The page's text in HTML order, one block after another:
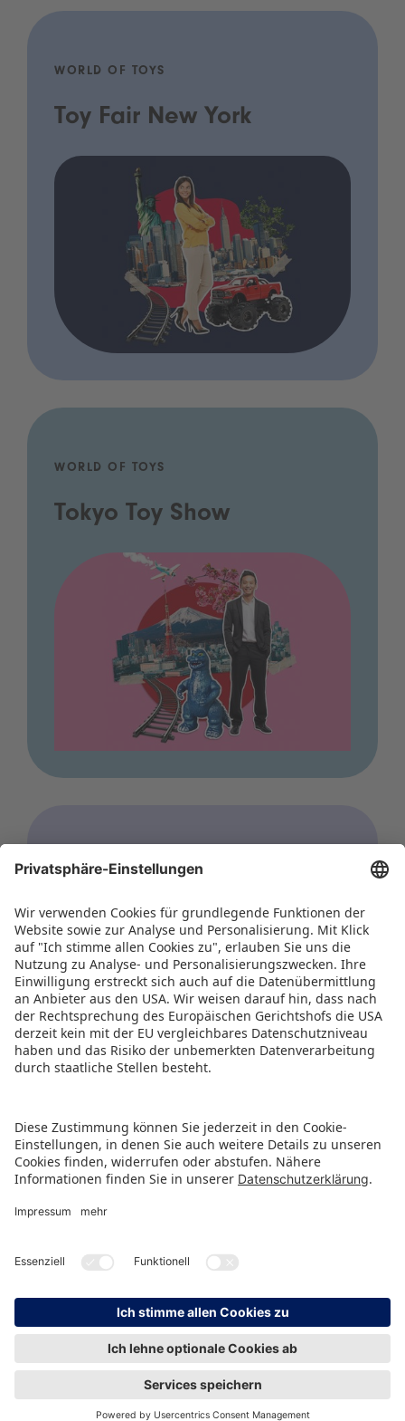
WORLD OF TOYS
Toy Fair New York
WORLD OF TOYS
Tokyo Toy Show
WORLD OF TOYS
Hong Kong Toys & Games
Fair
© Spielwarenmesse eG, Herderstraße 7, 90427 Nürnberg
HINWEISGEBERSCHUTZ IMPRESSUM
DATENSCHUTZ
KONTAKT